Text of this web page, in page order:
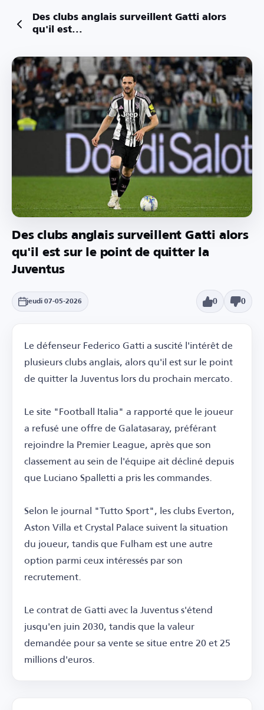
Des clubs anglais surveillent Gatti alors
qu'il est...
Des clubs anglais surveillent Gatti alors
qu'il est sur le point de quitter la
Juventus
jeudi 07-05-2026 0 0
Le défenseur Federico Gatti a suscité l'intérêt de
plusieurs clubs anglais, alors qu'il est sur le point
de quitter la Juventus lors du prochain mercato.
Le site "Football Italia" a rapporté que le joueur
a refusé une offre de Galatasaray, préférant
rejoindre la Premier League, après que son
classement au sein de l'équipe ait décliné depuis
que Luciano Spalletti a pris les commandes.
Selon le journal "Tutto Sport", les clubs Everton,
Aston Villa et Crystal Palace suivent la situation
du joueur, tandis que Fulham est une autre
option parmi ceux intéressés par son
recrutement.
Le contrat de Gatti avec la Juventus s'étend
jusqu'en juin 2030, tandis que la valeur
demandée pour sa vente se situe entre 20 et 25
millions d'euros.